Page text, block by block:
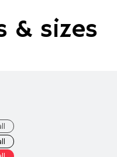
& sizes